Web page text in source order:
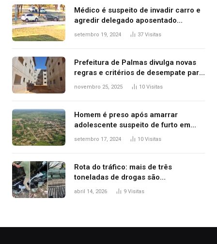
Médico é suspeito de invadir carro e
agredir delegado aposentado
durante confusão no trânsito
setembro 19, 2024 37 Visitas
Prefeitura de Palmas divulga novas
regras e critérios de desempate para
seleção de famílias no Minha Casa,
novembro 25, 2025 10 Visitas
Homem é preso após amarrar
adolescente suspeito de furto em
estaca de cerca e agredi-lo
setembro 17, 2024 10 Visitas
Rota do tráfico: mais de três
toneladas de drogas são
apreendidas no TO em três meses
abril 14, 2026 9 Visitas